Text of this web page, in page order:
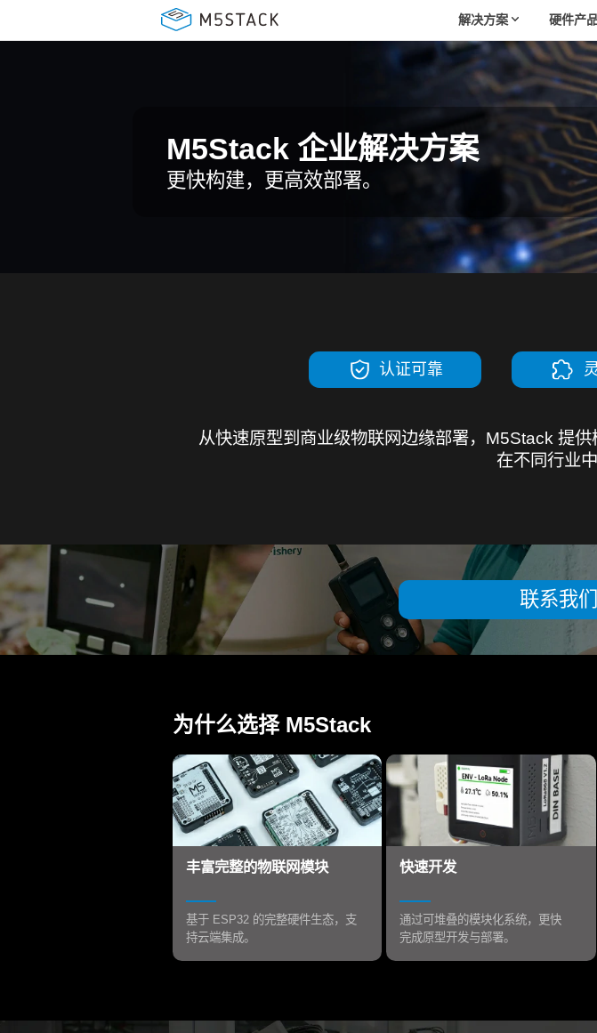
解决方案 硬件产
M5Stack 企业解决方案
更快构建，更高效部署。
认证可靠
从快速原型到商业级物联网边缘部署，M5Stack 提
在不同行业
联系我
为什么选择 M5Stack
丰富完整的物联网模块
基于 ESP32 的完整硬件生态，支
持云端集成。
快速开发
通过可堆叠的模块化系统，更快
完成原型开发与部署。